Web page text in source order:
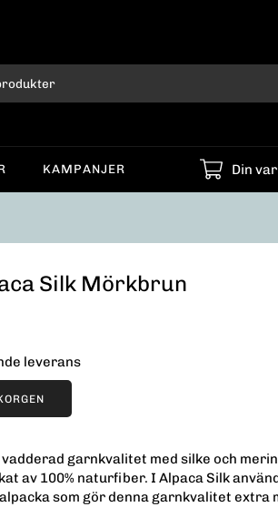
KAMPANJER Din
Silk Mörkbrun
leverans
garnkvalitet med silke och
av 100% naturfiber. I Alpaca Silk
som gör denna garnkvalitet extra